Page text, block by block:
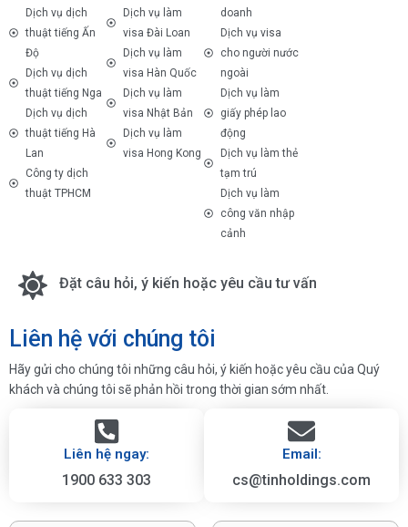
Dịch vụ dịch
thuật tiếng Ấn
Độ
Dịch vụ dịch
thuật tiếng Nga
Dịch vụ dịch
thuật tiếng Hà
Lan
Công ty dịch
thuật TPHCM
Dịch vụ làm
visa Đài Loan
Dịch vụ làm
visa Hàn Quốc
Dịch vụ làm
visa Nhật Bản
Dịch vụ làm
visa Hong Kong
doanh
Dịch vụ visa
cho người nước
ngoài
Dịch vụ làm
giấy phép lao
động
Dịch vụ làm thẻ
tạm trú
Dịch vụ làm
công văn nhập
cảnh
Đặt câu hỏi, ý kiến hoặc yêu cầu tư vấn
Liên hệ với chúng tôi
Hãy gửi cho chúng tôi những câu hỏi, ý kiến hoặc yêu cầu của Quý
khách và chúng tôi sẽ phản hồi trong thời gian sớm nhất.
Liên hệ ngay:
1900 633 303
Email:
cs@tinholdings.com